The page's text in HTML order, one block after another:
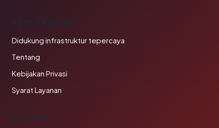
PERUSAHAAN
Didukung infrastruktur tepercaya
Tentang
Kebijakan Privasi
Syarat Layanan
BAHASA